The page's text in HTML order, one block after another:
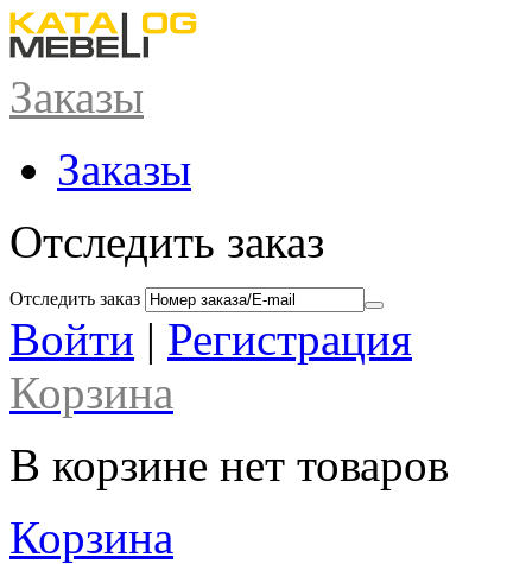
Заказы
Заказы
Отследить заказ
Отследить заказ
Войти | Регистрация
Корзина
В корзине нет товаров
Корзина